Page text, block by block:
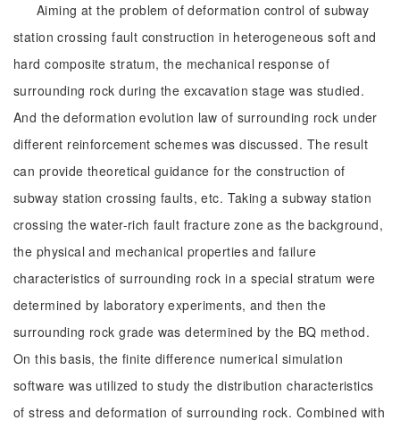
Aiming at the problem of deformation control of subway
station crossing fault construction in heterogeneous soft and
hard composite stratum, the mechanical response of
surrounding rock during the excavation stage was studied.
And the deformation evolution law of surrounding rock under
different reinforcement schemes was discussed. The result
can provide theoretical guidance for the construction of
subway station crossing faults, etc. Taking a subway station
crossing the water-rich fault fracture zone as the background,
the physical and mechanical properties and failure
characteristics of surrounding rock in a special stratum were
determined by laboratory experiments, and then the
surrounding rock grade was determined by the BQ method.
On this basis, the finite difference numerical simulation
software was utilized to study the distribution characteristics
of stress and deformation of surrounding rock. Combined with